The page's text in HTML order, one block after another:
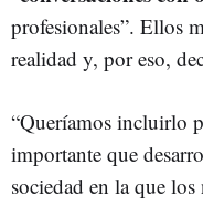
profesionales”. Ellos
realidad y, por eso,
“Queríamos incluirlo
importante que
sociedad en la que